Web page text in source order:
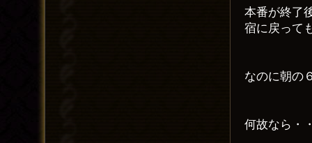
本番が終了
宿に戻って
なのに朝の
何故なら・